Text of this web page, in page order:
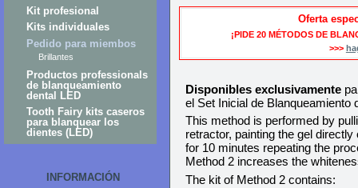
Kit profesional
Kits individuales
Pedido para miembos
Brillantes
Productos professionals
de blanqueamiento
dental LED
Tooth Fairy kits caseros
para blanquear los
dientes (LED)
INFORMACIÓN
Oferta
¡PIDE 20 MÉTODOS DE
>>>
Disponibles exclusivamente
el Set Inicial de Blanqueamiento
This method is performed by
retractor, painting the gel
for 10 minutes repeating the
Method 2 increases the
The kit of Method 2 contains: